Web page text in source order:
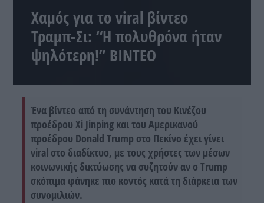
Χαμός για το viral βίντεο
Τραμπ-Σι: “Η πολυθρόνα ήταν
ψηλότερη!” ΒΙΝΤΕΟ
Ένα βίντεο από τη συνάντηση του Κινέζου
προέδρου Xi Jinping και του Αμερικανού
προέδρου Donald Trump στο Πεκίνο έχει γίνει
viral στο διαδίκτυο, με τους χρήστες των μέσων
κοινωνικής δικτύωσης να συζητούν αν ο Trump
σκόπιμα φάνηκε πιο κοντός κατά τη διάρκεια των
συνομιλιών.